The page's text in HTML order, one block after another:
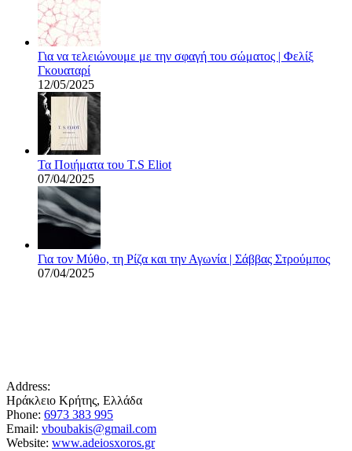
Για να τελειώνουμε με την σφαγή του σώματος | Φελίξ
Γκουαταρί
12/05/2025
Τα Ποιήματα του T.S Eliot
07/04/2025
Για τον Μύθο, τη Ρίζα και την Αγωνία | Σάββας Στρούμπος
07/04/2025
Address:
Ηράκλειο Κρήτης, Ελλάδα
Phone: 6973 383 995
Email: vboubakis@gmail.com
Website: www.adeiosxoros.gr